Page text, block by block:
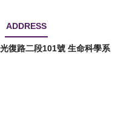
ADDRESS
復路二段101號 生命科學系